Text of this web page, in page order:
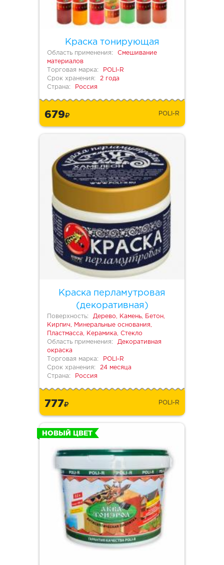
Краска тонирующая
Область применения:
Смешивание
материалов
Торговая марка:
POLI-R
Срок хранения:
2 года
Страна:
Россия
679 POLI-R
Краска перламутровая
(декоративная)
Поверхность:
Дерево, Камень, Бетон,
Кирпич, Минеральные основания,
Пластмасса, Керамика, Стекло
Область применения:
Декоративная
окраска
Торговая марка:
POLI-R
Срок хранения:
24 месяца
Страна:
Россия
777 POLI-R
НОВЫЙ ЦВЕТ